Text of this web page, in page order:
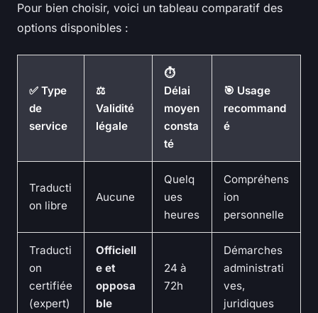
Pour bien choisir, voici un tableau comparatif des
options disponibles :
✅ Type
de
service
⚖️
Validité
légale
⏱️
Délai
moyen
consta
té
🎯 Usage
recommand
é
Traducti
on libre
Aucune
Quelq
ues
heures
Compréhens
ion
personnelle
Traducti
on
certifiée
(expert)
Officiell
e et
opposa
ble
24 à
72h
Démarches
administrati
ves,
juridiques